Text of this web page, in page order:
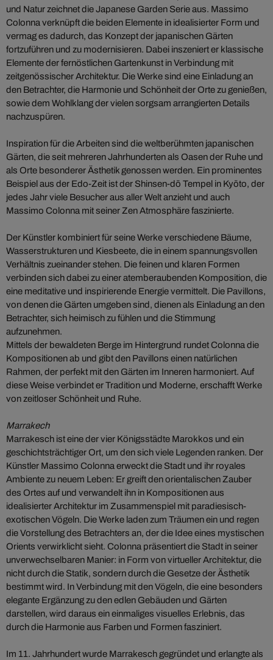
und Natur zeichnet die Japanese Garden Serie aus. Massimo
Colonna verknüpft die beiden Elemente in idealisierter Form und
vermag es dadurch, das Konzept der japanischen Gärten
fortzuführen und zu modernisieren. Dabei inszeniert er klassische
Elemente der fernöstlichen Gartenkunst in Verbindung mit
zeitgenössischer Architektur. Die Werke sind eine Einladung an
den Betrachter, die Harmonie und Schönheit der Orte zu genießen,
sowie dem Wohlklang der vielen sorgsam arrangierten Details
nachzuspüren.
Inspiration für die Arbeiten sind die weltberühmten japanischen
Gärten, die seit mehreren Jahrhunderten als Oasen der Ruhe und
als Orte besonderer Ästhetik genossen werden. Ein prominentes
Beispiel aus der Edo-Zeit ist der Shinsen-dō Tempel in Kyōto, der
jedes Jahr viele Besucher aus aller Welt anzieht und auch
Massimo Colonna mit seiner Zen Atmosphäre faszinierte.
Der Künstler kombiniert für seine Werke verschiedene Bäume,
Wasserstrukturen und Kiesbeete, die in einem spannungsvollen
Verhältnis zueinander stehen. Die feinen und klaren Formen
verbinden sich dabei zu einer atemberaubenden Komposition, die
eine meditative und inspirierende Energie vermittelt. Die Pavillons,
von denen die Gärten umgeben sind, dienen als Einladung an den
Betrachter, sich heimisch zu fühlen und die Stimmung
aufzunehmen.
Mittels der bewaldeten Berge im Hintergrund rundet Colonna die
Kompositionen ab und gibt den Pavillons einen natürlichen
Rahmen, der perfekt mit den Gärten im Inneren harmoniert. Auf
diese Weise verbindet er Tradition und Moderne, erschafft Werke
von zeitloser Schönheit und Ruhe.
Marrakech
Marrakesch ist eine der vier Königsstädte Marokkos und ein
geschichtsträchtiger Ort, um den sich viele Legenden ranken. Der
Künstler Massimo Colonna erweckt die Stadt und ihr royales
Ambiente zu neuem Leben: Er greift den orientalischen Zauber
des Ortes auf und verwandelt ihn in Kompositionen aus
idealisierter Architektur im Zusammenspiel mit paradiesisch-
exotischen Vögeln. Die Werke laden zum Träumen ein und regen
die Vorstellung des Betrachters an, der die Idee eines mystischen
Orients verwirklicht sieht. Colonna präsentiert die Stadt in seiner
unverwechselbaren Manier: in Form von virtueller Architektur, die
nicht durch die Statik, sondern durch die Gesetze der Ästhetik
bestimmt wird. In Verbindung mit den Vögeln, die eine besonders
elegante Ergänzung zu den edlen Gebäuden und Gärten
darstellen, wird daraus ein einmaliges visuelles Erlebnis, das
durch die Harmonie aus Farben und Formen fasziniert.
Im 11. Jahrhundert wurde Marrakesch gegründet und erlangte als